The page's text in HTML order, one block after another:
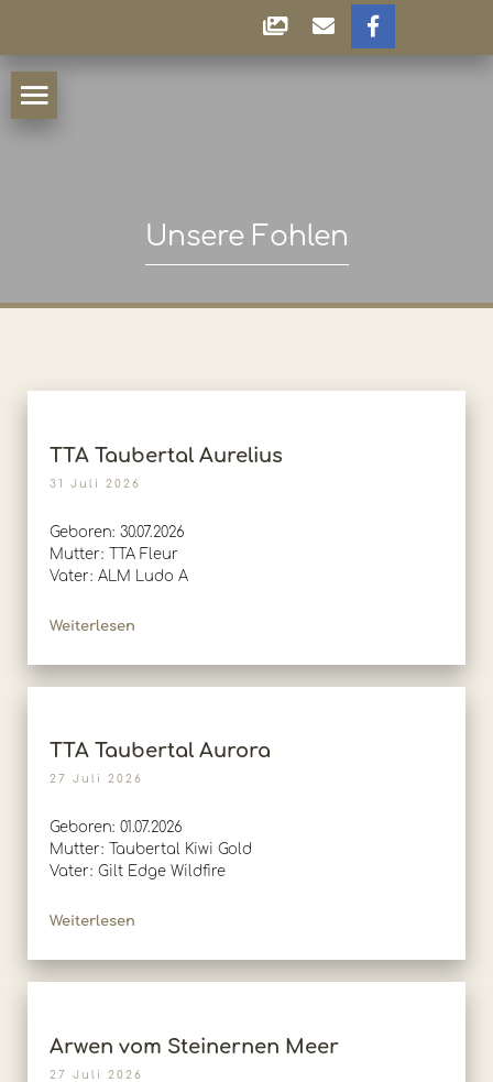
Unsere Fohlen
TTA Taubertal Aurelius
31 Juli 2026
Geboren: 30.07.2026
Mutter: TTA Fleur
Vater: ALM Ludo A
Weiterlesen
TTA Taubertal Aurora
27 Juli 2026
Geboren: 01.07.2026
Mutter: Taubertal Kiwi Gold
Vater: Gilt Edge Wildfire
Weiterlesen
Arwen vom Steinernen Meer
27 Juli 2026